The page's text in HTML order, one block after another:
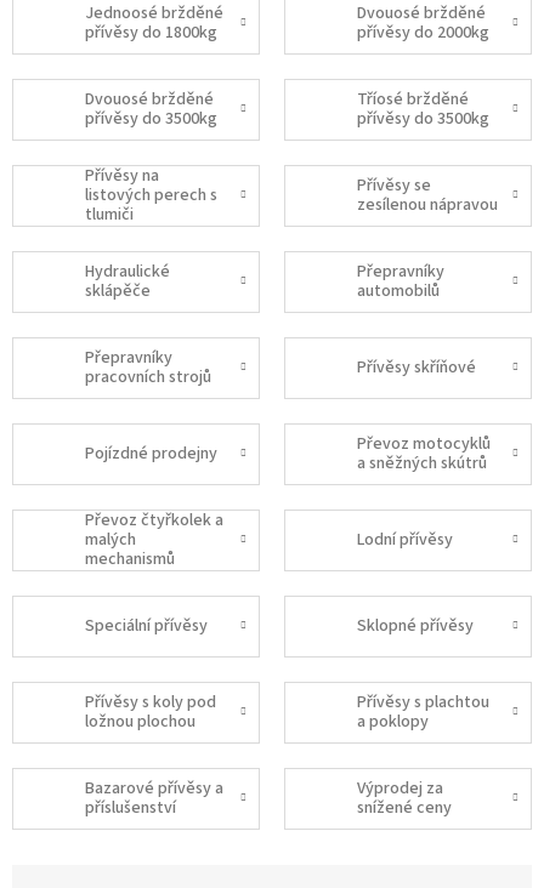
Jednoosé bržděné
přívěsy do 1800kg
Dvouosé bržděné
přívěsy do 2000kg
Dvouosé bržděné
přívěsy do 3500kg
Tříosé bržděné
přívěsy do 3500kg
Přívěsy na
listových perech s
tlumiči
Přívěsy se
zesílenou nápravou
Hydraulické
sklápěče
Přepravníky
automobilů
Přepravníky
pracovních strojů
Přívěsy skříňové
Pojízdné prodejny
Převoz motocyklů
a sněžných skútrů
Převoz čtyřkolek a
malých
mechanismů
Lodní přívěsy
Speciální přívěsy Sklopné přívěsy
Přívěsy s koly pod
ložnou plochou
Přívěsy s plachtou
a poklopy
Bazarové přívěsy a
příslušenství
Výprodej za
snížené ceny